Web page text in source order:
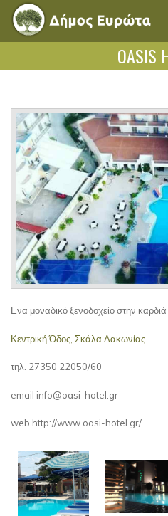
OASIS
Ενα μοναδικό ξενοδοχείο στην
Κεντρική Όδος, Σκάλα Λακωνίας
τηλ. 27350 22050/60
email info@oasi-hotel.gr
web http://www.oasi-hotel.gr/